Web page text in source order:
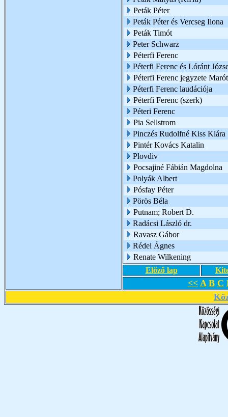
Peták Péter
Peták Péter és Vercseg Ilona
Peták Timót
Peter Schwarz
Péterfi Ferenc
Péterfi Ferenc és Lóránt
Péterfi Ferenc jegyzete
Péterfi Ferenc laudációja
Péterfi Ferenc (szerk)
Péteri Ferenc
Pia Sellstrom
Pinczés Rudolfné Kiss Klára
Pintér Kovács Katalin
Plovdiv
Pocsajiné Fábián Magdolna
Polyák Albert
Pósfay Péter
Pörös Béla
Putnam; Robert D.
Radácsi László dr.
Ravasz Gábor
Rédei Ágnes
Renate Wilkening
Előző lap
<< A B C